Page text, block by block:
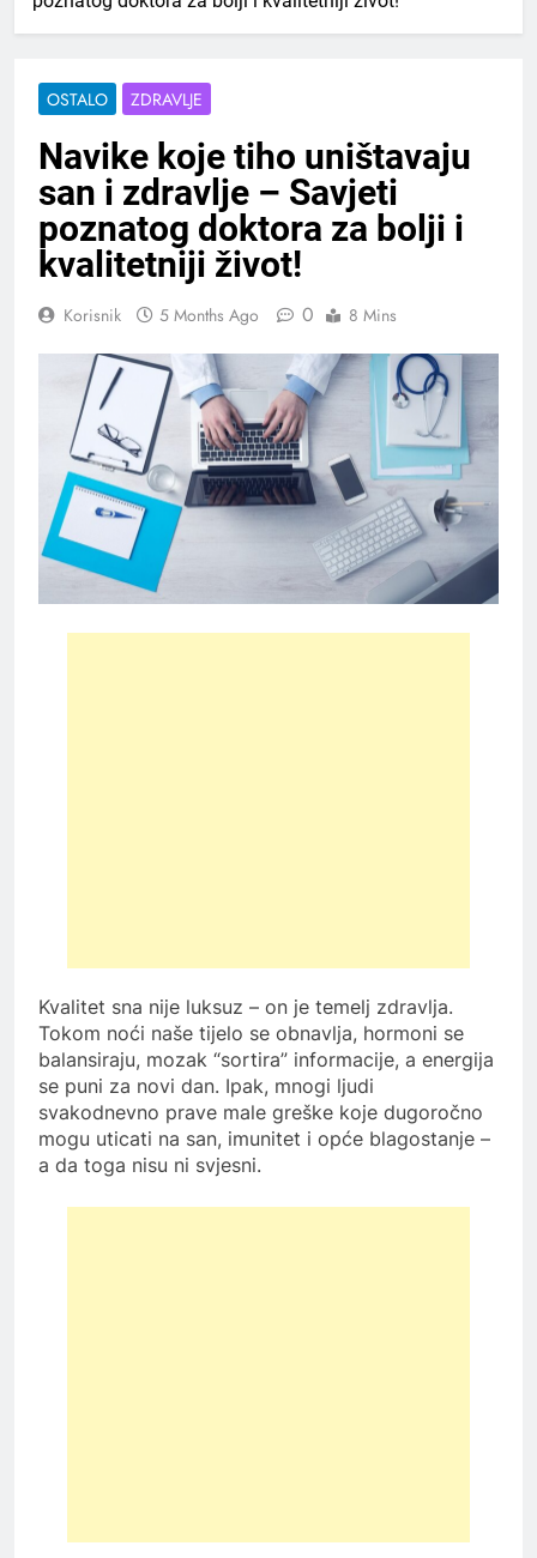
OSTALO ZDRAVLJE
Navike koje tiho uništavaju
san i zdravlje – Savjeti
poznatog doktora za bolji i
kvalitetniji život!
Korisnik 5 Months Ago 0 8 Mins
Kvalitet sna nije luksuz – on je temelj zdravlja.
Tokom noći naše tijelo se obnavlja, hormoni se
balansiraju, mozak “sortira” informacije, a energija
se puni za novi dan. Ipak, mnogi ljudi
svakodnevno prave male greške koje dugoročno
mogu uticati na san, imunitet i opće blagostanje –
a da toga nisu ni svjesni.